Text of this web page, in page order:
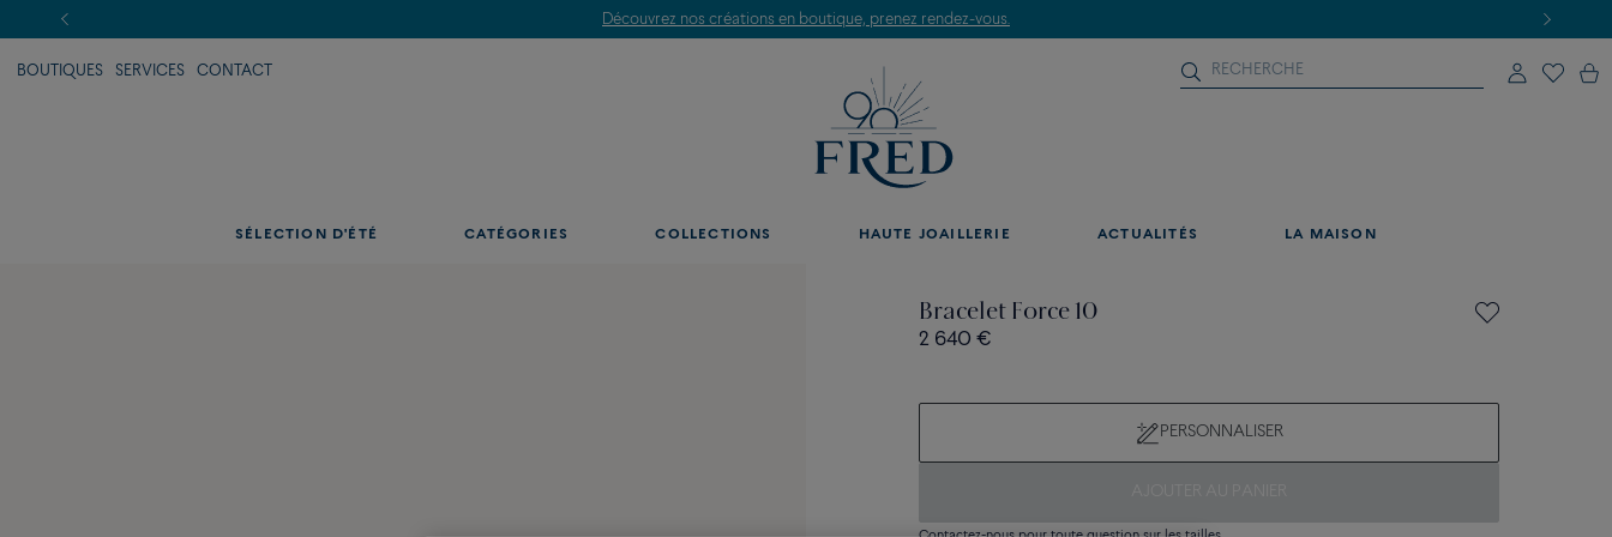
Découvrez nos créations en boutique, prenez rendez-vous.
BOUTIQUES SERVICES CONTACT
SÉLECTION D'ÉTÉ CATÉGORIES COLLECTIONS HAUTE JOAILLERIE ACTUALITÉS LA MAISON
Bracelet Force 10
2 640 €
PERSONNALISER